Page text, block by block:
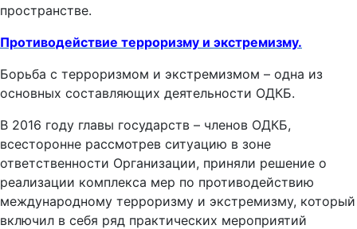
пространстве.
Противодействие терроризму и экстремизму.
Борьба с терроризмом и экстремизмом – одна из
основных составляющих деятельности ОДКБ.
В 2016 году главы государств – членов ОДКБ,
всесторонне рассмотрев ситуацию в зоне
ответственности Организации, приняли решение о
реализации комплекса мер по противодействию
международному терроризму и экстремизму, который
включил в себя ряд практических мероприятий